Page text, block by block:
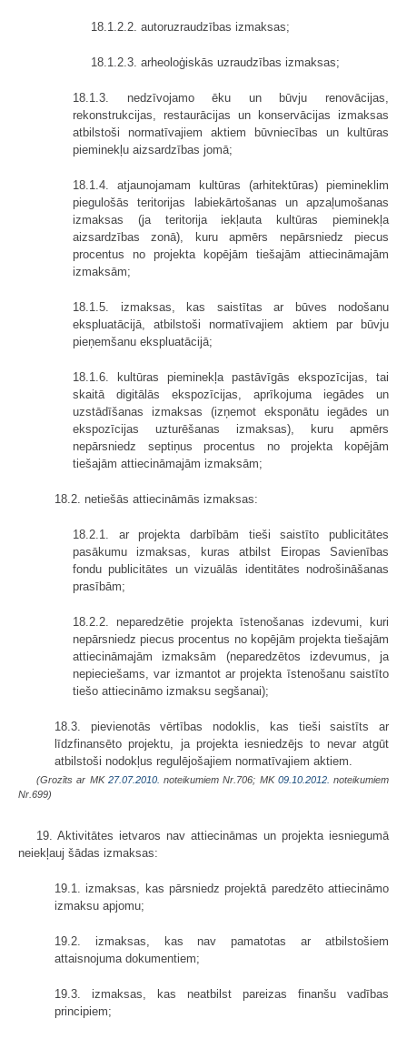
18.1.2.2. autoruzraudzības izmaksas;
18.1.2.3. arheoloģiskās uzraudzības izmaksas;
18.1.3. nedzīvojamo ēku un būvju renovācijas,
rekonstrukcijas, restaurācijas un konservācijas izmaksas
atbilstoši normatīvajiem aktiem būvniecības un kultūras
pieminekļu aizsardzības jomā;
18.1.4. atjaunojamam kultūras (arhitektūras) piemineklim
piegulošās teritorijas labiekārtošanas un apzaļumošanas
izmaksas (ja teritorija iekļauta kultūras pieminekļa
aizsardzības zonā), kuru apmērs nepārsniedz piecus
procentus no projekta kopējām tiešajām attiecināmajām
izmaksām;
18.1.5. izmaksas, kas saistītas ar būves nodošanu
ekspluatācijā, atbilstoši normatīvajiem aktiem par būvju
pieņemšanu ekspluatācijā;
18.1.6. kultūras pieminekļa pastāvīgās ekspozīcijas, tai
skaitā digitālās ekspozīcijas, aprīkojuma iegādes un
uzstādīšanas izmaksas (izņemot eksponātu iegādes un
ekspozīcijas uzturēšanas izmaksas), kuru apmērs
nepārsniedz septiņus procentus no projekta kopējām
tiešajām attiecināmajām izmaksām;
18.2. netiešās attiecināmās izmaksas:
18.2.1. ar projekta darbībām tieši saistīto publicitātes
pasākumu izmaksas, kuras atbilst Eiropas Savienības
fondu publicitātes un vizuālās identitātes nodrošināšanas
prasībām;
18.2.2. neparedzētie projekta īstenošanas izdevumi, kuri
nepārsniedz piecus procentus no kopējām projekta tiešajām
attiecināmajām izmaksām (neparedzētos izdevumus, ja
nepieciešams, var izmantot ar projekta īstenošanu saistīto
tiešo attiecināmo izmaksu segšanai);
18.3. pievienotās vērtības nodoklis, kas tieši saistīts ar
līdzfinansēto projektu, ja projekta iesniedzējs to nevar atgūt
atbilstoši nodokļus regulējošajiem normatīvajiem aktiem.
(Grozīts ar MK 27.07.2010. noteikumiem Nr.706; MK 09.10.2012. noteikumiem
Nr.699)
19. Aktivitātes ietvaros nav attiecināmas un projekta iesniegumā
neiekļauj šādas izmaksas:
19.1. izmaksas, kas pārsniedz projektā paredzēto attiecināmo
izmaksu apjomu;
19.2. izmaksas, kas nav pamatotas ar atbilstošiem
attaisnojuma dokumentiem;
19.3. izmaksas, kas neatbilst pareizas finanšu vadības
principiem;